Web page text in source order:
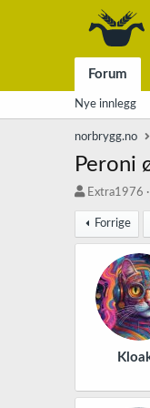
Forum
Nye innlegg
norbrygg.no
Peroni
T
å
d
Extra1976
Forrige